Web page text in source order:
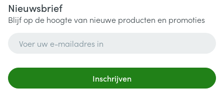
Nieuwsbrief
Blijf op de hoogte van nieuwe producten en promoties
Inschrijven